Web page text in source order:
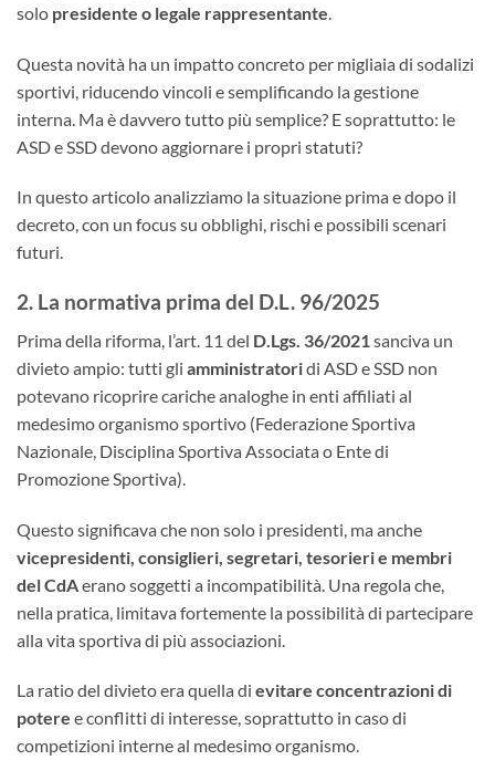
solo presidente o legale rappresentante.
Questa novità ha un impatto concreto per migliaia di sodalizi
sportivi, riducendo vincoli e semplificando la gestione
interna. Ma è davvero tutto più semplice? E soprattutto: le
ASD e SSD devono aggiornare i propri statuti?
In questo articolo analizziamo la situazione prima e dopo il
decreto, con un focus su obblighi, rischi e possibili scenari
futuri.
2. La normativa prima del D.L. 96/2025
Prima della riforma, l’art. 11 del D.Lgs. 36/2021sanciva un
divieto ampio: tutti gli amministratoridi ASD e SSD non
potevano ricoprire cariche analoghe in enti affiliati al
medesimo organismo sportivo (Federazione Sportiva
Nazionale, Disciplina Sportiva Associata o Ente di
Promozione Sportiva).
Questo significava che non solo i presidenti, ma anche
vicepresidenti, consiglieri, segretari, tesorieri e membri
del CdAerano soggetti a incompatibilità. Una regola che,
nella pratica, limitava fortemente la possibilità di partecipare
alla vita sportiva di più associazioni.
La ratio del divieto era quella di evitare concentrazioni di
potere e conflitti di interesse, soprattutto in caso di
competizioni interne al medesimo organismo.